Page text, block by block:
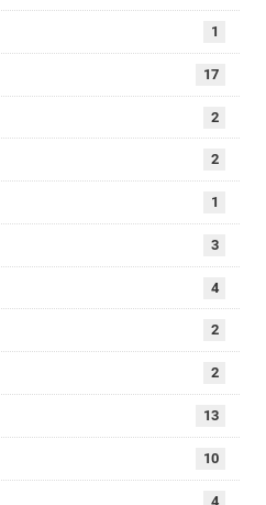
1
17
2
2
1
3
4
2
2
13
10
4